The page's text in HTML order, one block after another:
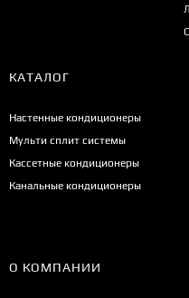
КАТАЛОГ
Настенные кондиционеры
Мульти сплит системы
Кассетные кондиционеры
Канальные кондиционеры
О КОМПАНИИ